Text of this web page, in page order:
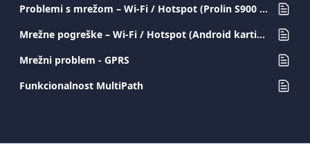
Problemi s mrežom – Wi-Fi / Hotspot (Prolin S900 / D200)
Mrežne pogreške – Wi-Fi / Hotspot (Android kartični terminali)
Mrežni problem - GPRS
Funkcionalnost MultiPath